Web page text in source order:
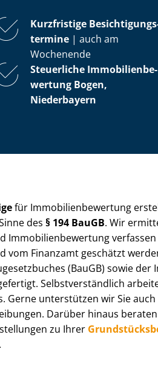
Kurzfristige
ter­mi­ne | auch am
Wochenende
Steuerliche Im­mo­bi­li­en­be­
wer­tung Bogen,
Niederbayern
für Im­mo­bi­li­en­be­wer­tung
des§ 194 BauGB. Wir
Im­mo­bi­li­en­be­wer­tung verfassen
vom Finanzamt geschätzt
(BauGB) sowie
Selbst­ver­ständ­lich
Gerne unterstützen wir Sie auch
Darüber hinaus
zu Ihrer